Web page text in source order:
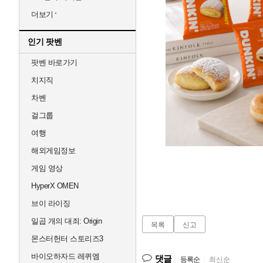
더보기
인기 팟벤
팟벤 바로가기
치지직
차벤
걸그룹
여행
해외게임정보
게임 영상
HyperX OMEN
브이 라이징
일곱 개의 대죄: Origin
몬스터헌터 스토리즈3
바이오하자드 레퀴엠
목록 신고
댓글 등록순 최신순